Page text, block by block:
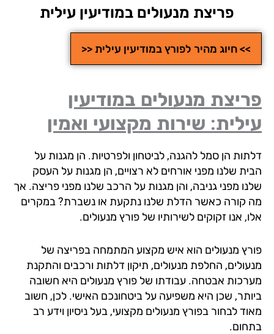
פריצת מנעולים במודיעין עילית
>> חיוג מהיר לפורץ במודיעין עילית <<
מנעולים במודיעין
שירות מקצועי ואמין
הן סמל להגנה, לביטחון ולפרטיות. הן מגנות על
שלנו מפני אורחים לא רצויים, הן מגנות על העסק
מפני גניבה, והן מגנות על הרכב שלנו מפני פריצה. אך
קורה כאשר הדלת שלנו נתקעת או נשברת? במקרים
אנו זקוקים לשירותיו של פורץ מנעולים.
מנעולים הוא איש מקצוע המתמחה בפריצה של
החלפת מנעולים, תיקון דלתות ורכבים והתקנת
אבטחה. עבודתו של פורץ מנעולים היא חשובה
שכן היא משפיעה על ביטחונכם האישי. לכן, חשוב
לבחור בפורץ מנעולים מקצועי, בעל ניסיון וידע רב